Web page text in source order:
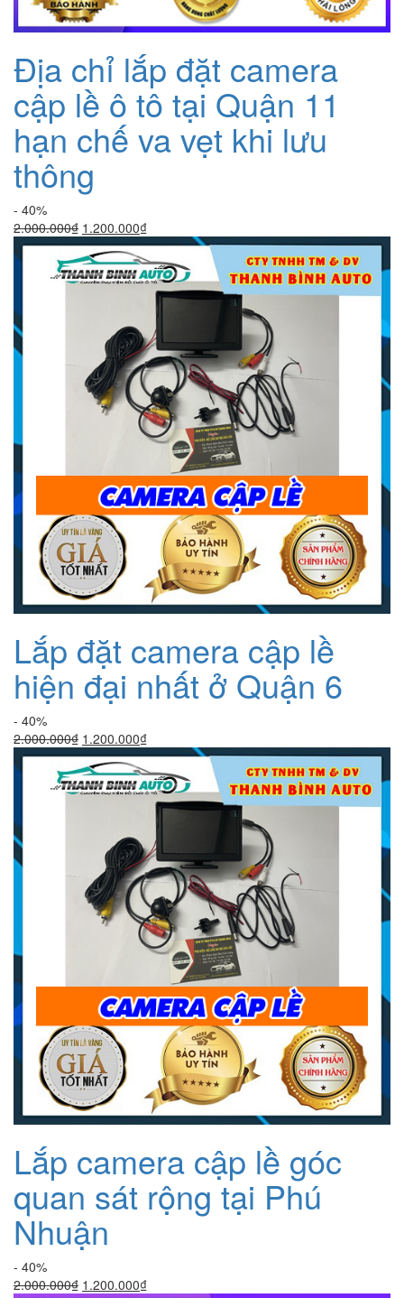
Địa chỉ lắp đặt camera
cập lề ô tô tại Quận 11
hạn chế va vẹt khi lưu
thông
- 40%
2.000.000₫ Giá
gốc
là:
2.000.000₫.
1.200.000₫Giá
hiện
tại
là:
1.200.000₫.
Lắp đặt camera cập lề
hiện đại nhất ở Quận 6
- 40%
2.000.000₫ Giá
gốc
là:
2.000.000₫.
1.200.000₫Giá
hiện
tại
là:
1.200.000₫.
Lắp camera cập lề góc
quan sát rộng tại Phú
Nhuận
- 40%
2.000.000₫ Giá
1.200.000₫Giá